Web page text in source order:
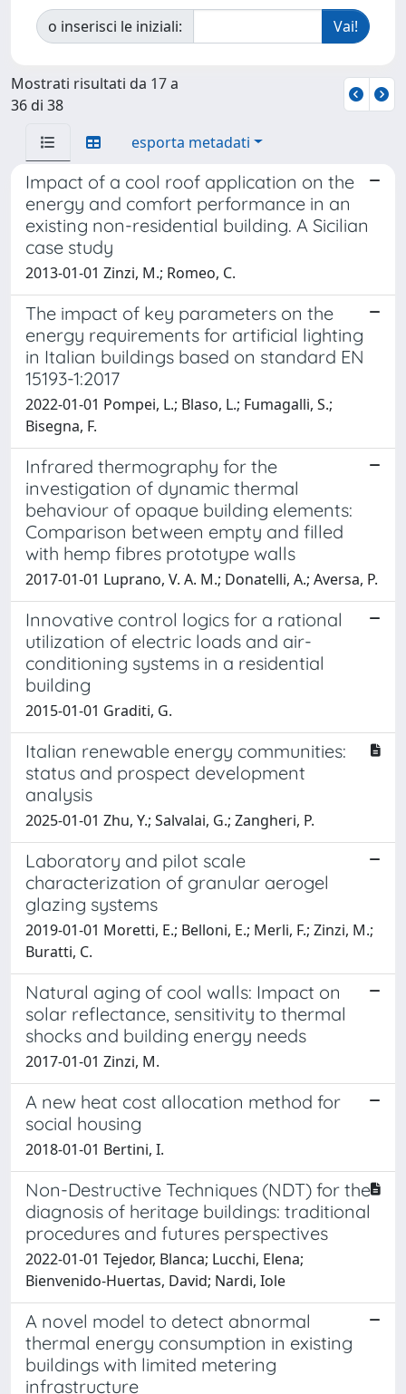
o inserisci le iniziali:
Mostrati risultati da 17 a
36 di 38
esporta metadati
Impact of a cool roof application on the
energy and comfort performance in an
existing non-residential building. A Sicilian
case study
2013-01-01 Zinzi, M.; Romeo, C.
The impact of key parameters on the
energy requirements for artificial lighting
in Italian buildings based on standard EN
15193-1:2017
2022-01-01 Pompei, L.; Blaso, L.; Fumagalli, S.;
Bisegna, F.
Infrared thermography for the
investigation of dynamic thermal
behaviour of opaque building elements:
Comparison between empty and filled
with hemp fibres prototype walls
2017-01-01 Luprano, V. A. M.; Donatelli, A.; Aversa, P.
Innovative control logics for a rational
utilization of electric loads and air-
conditioning systems in a residential
building
2015-01-01 Graditi, G.
Italian renewable energy communities:
status and prospect development
analysis
2025-01-01 Zhu, Y.; Salvalai, G.; Zangheri, P.
Laboratory and pilot scale
characterization of granular aerogel
glazing systems
2019-01-01 Moretti, E.; Belloni, E.; Merli, F.; Zinzi, M.;
Buratti, C.
Natural aging of cool walls: Impact on
solar reflectance, sensitivity to thermal
shocks and building energy needs
2017-01-01 Zinzi, M.
A new heat cost allocation method for
social housing
2018-01-01 Bertini, I.
Non-Destructive Techniques (NDT) for the
diagnosis of heritage buildings: traditional
procedures and futures perspectives
2022-01-01 Tejedor, Blanca; Lucchi, Elena;
Bienvenido-Huertas, David; Nardi, Iole
A novel model to detect abnormal
thermal energy consumption in existing
buildings with limited metering
infrastructure